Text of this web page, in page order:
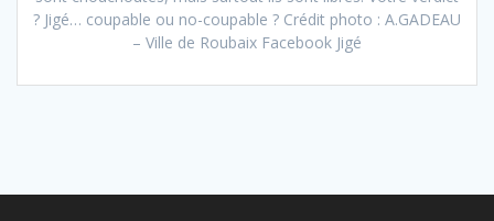
? Jigé… coupable ou no-coupable ? Crédit photo : A.GADEAU
– Ville de Roubaix Facebook Jigé